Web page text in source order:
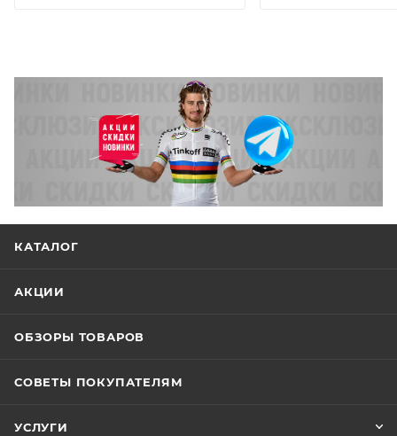
КАТАЛОГ
АКЦИИ
ОБЗОРЫ ТОВАРОВ
СОВЕТЫ ПОКУПАТЕЛЯМ
УСЛУГИ